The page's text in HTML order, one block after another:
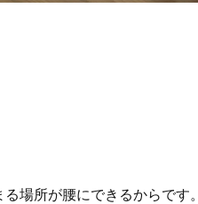
場所が腰にできるからです。